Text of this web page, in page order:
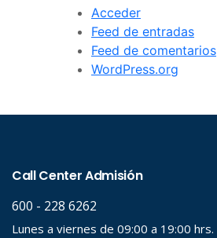
Acceder
Feed de entradas
Feed de comentarios
WordPress.org